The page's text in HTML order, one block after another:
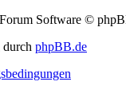
Software ©
durch phpBB.de